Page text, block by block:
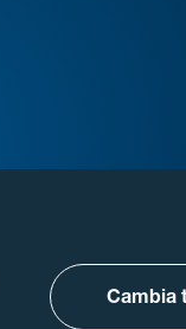
Cambia